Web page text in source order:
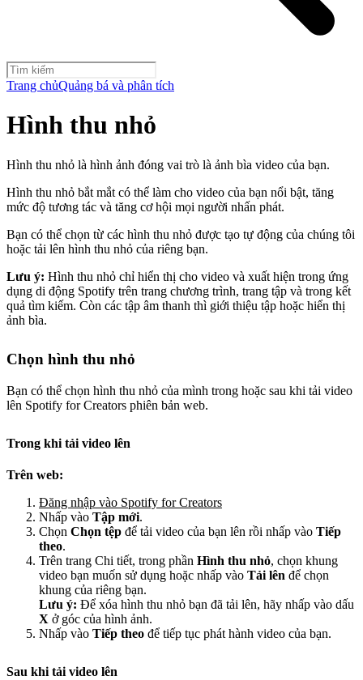
Trang chủQuảng bá và phân tích
Hình thu nhỏ
Hình thu nhỏ là hình ảnh đóng vai trò là ảnh bìa video của bạn.
Hình thu nhỏ bắt mắt có thể làm cho video của bạn nổi bật, tăng
mức độ tương tác và tăng cơ hội mọi người nhấn phát.
Bạn có thể chọn từ các hình thu nhỏ được tạo tự động của chúng tôi
hoặc tải lên hình thu nhỏ của riêng bạn.
Lưu ý: Hình thu nhỏ chỉ hiển thị cho video và xuất hiện trong ứng
dụng di động Spotify trên trang chương trình, trang tập và trong kết
quả tìm kiếm. Còn các tập âm thanh thì giới thiệu tập hoặc hiển thị
ảnh bìa.
Chọn hình thu nhỏ
Bạn có thể chọn hình thu nhỏ của mình trong hoặc sau khi tải video
lên Spotify for Creators phiên bản web.
Trong khi tải video lên
Trên web:
Đăng nhập vào Spotify for Creators
Nhấp vào Tập mới.
Chọn Chọn tệp để tải video của bạn lên rồi nhấp vào Tiếp
theo.
Trên trang Chi tiết, trong phần Hình thu nhỏ, chọn khung
video bạn muốn sử dụng hoặc nhấp vào Tải lên để chọn
khung của riêng bạn.
Lưu ý: Để xóa hình thu nhỏ bạn đã tải lên, hãy nhấp vào dấu
X ở góc của hình ảnh.
Nhấp vào Tiếp theo để tiếp tục phát hành video của bạn.
Sau khi tải video lên